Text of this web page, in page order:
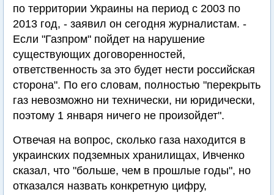
по территории Украины на период с 2003 по
2013 год, - заявил он сегодня журналистам. -
Если "Газпром" пойдет на нарушение
существующих договоренностей,
ответственность за это будет нести российская
сторона". По его словам, полностью "перекрыть
газ невозможно ни технически, ни юридически,
поэтому 1 января ничего не произойдет".
Отвечая на вопрос, сколько газа находится в
украинских подземных хранилищах, Ивченко
сказал, что "больше, чем в прошлые годы", но
отказался назвать конкретную цифру,